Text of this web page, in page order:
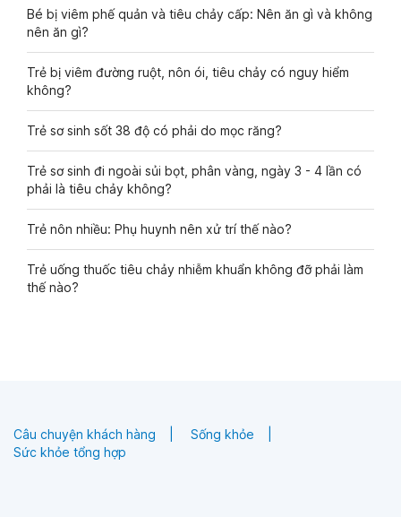
Bé bị viêm phế quản và tiêu chảy cấp: Nên ăn gì và không
nên ăn gì?
Trẻ bị viêm đường ruột, nôn ói, tiêu chảy có nguy hiểm
không?
Trẻ sơ sinh sốt 38 độ có phải do mọc răng?
Trẻ sơ sinh đi ngoài sủi bọt, phân vàng, ngày 3 - 4 lần có
phải là tiêu chảy không?
Trẻ nôn nhiều: Phụ huynh nên xử trí thế nào?
Trẻ uống thuốc tiêu chảy nhiễm khuẩn không đỡ phải làm
thế nào?
Câu chuyện khách hàng
Sống khỏe
Sức khỏe tổng hợp